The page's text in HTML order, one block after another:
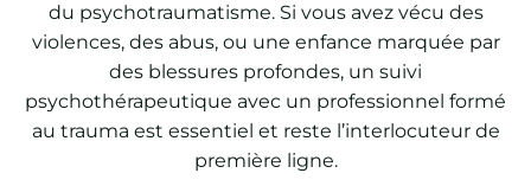
du psychotraumatisme. Si vous avez vécu des
violences, des abus, ou une enfance marquée par
des blessures profondes, un suivi
psychothérapeutique avec un professionnel formé
au trauma est essentiel et reste l’interlocuteur de
première ligne.